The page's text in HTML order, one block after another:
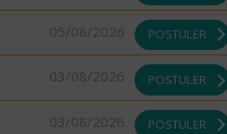
05/08/2026 POSTULER
03/08/2026 POSTULER
03/08/2026 POSTULER